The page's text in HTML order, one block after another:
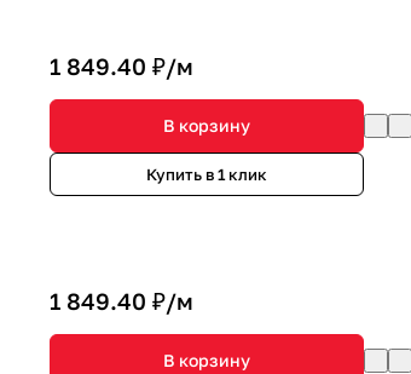
1 849.40 ₽/м
В корзину
Купить в 1 клик
1 849.40 ₽/м
В корзину